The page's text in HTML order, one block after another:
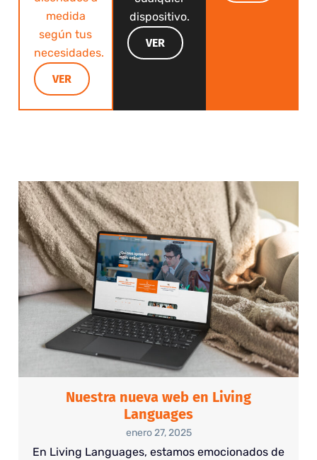
medida
según tus
necesidades.
VER
dispositivo.
VER
Nuestra nueva web en Living
Languages
enero 27, 2025
En Living Languages, estamos emocionados de